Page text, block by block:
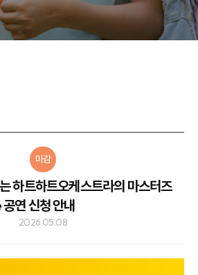
마감
하트하트오케스트라의 마스터즈
연 신청 안내
2026.05.08